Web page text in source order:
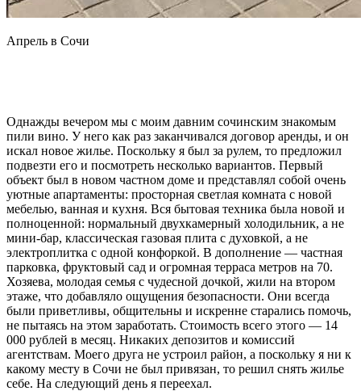
Апрель в Сочи
Однажды вечером мы с моим давним сочинским знакомым
пили вино. У него как раз заканчивался договор аренды, и он
искал новое жилье. Поскольку я был за рулем, то предложил
подвезти его и посмотреть несколько вариантов. Первый
объект был в новом частном доме и представлял собой очень
уютные апартаменты: просторная светлая комната с новой
мебелью, ванная и кухня. Вся бытовая техника была новой и
полноценной: нормальный двухкамерный холодильник, а не
мини-бар, классическая газовая плита с духовкой, а не
электроплитка с одной конфоркой. В дополнение — частная
парковка, фруктовый сад и огромная терраса метров на 70.
Хозяева, молодая семья с чудесной дочкой, жили на втором
этаже, что добавляло ощущения безопасности. Они всегда
были приветливы, общительны и искренне старались помочь,
не пытаясь на этом заработать. Стоимость всего этого — 14
000 рублей в месяц. Никаких депозитов и комиссий
агентствам. Моего друга не устроил район, а поскольку я ни к
какому месту в Сочи не был привязан, то решил снять жилье
себе. На следующий день я переехал.